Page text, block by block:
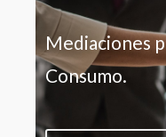
Mediaciones
Consumo.